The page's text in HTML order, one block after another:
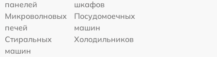
панелей
шкафов
Микроволновых
печей
Посудомоечных
машин
Стиральных
машин
Холодильников